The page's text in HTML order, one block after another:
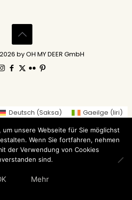
by OH MY DEER GmbH
Deutsch (Saksa) Gaeilge (Iiri)
Suomi Français (Ranska
) 日本語( Japani)
) Русский
unsere Webseite für Sie möglichst
Wenn Sie fortfahren, nehmen
der Verwendung von Cookies
sind.
Mehr